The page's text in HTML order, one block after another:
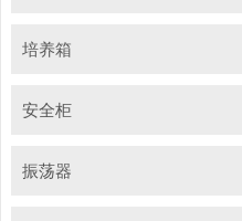
培养箱
安全柜
振荡器